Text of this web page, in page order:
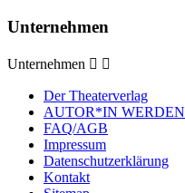
Unternehmen
Unternehmen  
Der Theaterverlag
AUTOR*IN WERDEN
FAQ/AGB
Impressum
Datenschutzerklärung
Kontakt